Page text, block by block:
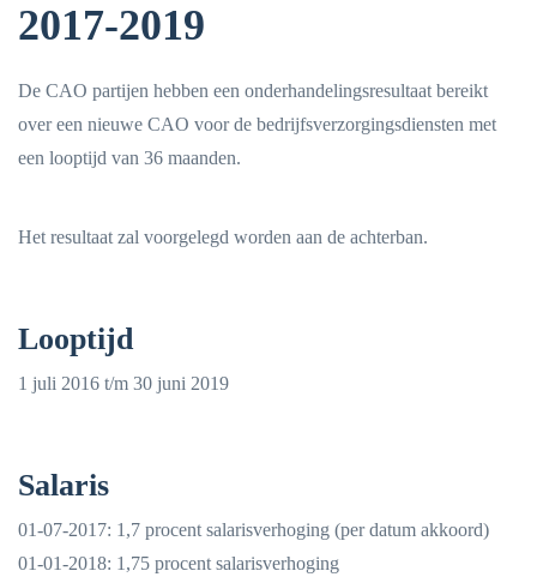
2017-2019
De CAO partijen hebben een onderhandelingsresultaat bereikt
over een nieuwe CAO voor de bedrijfsverzorgingsdiensten met
een looptijd van 36 maanden.
Het resultaat zal voorgelegd worden aan de achterban.
Looptijd
1 juli 2016 t/m 30 juni 2019
Salaris
01-07-2017: 1,7 procent salarisverhoging (per datum akkoord)
01-01-2018: 1,75 procent salarisverhoging